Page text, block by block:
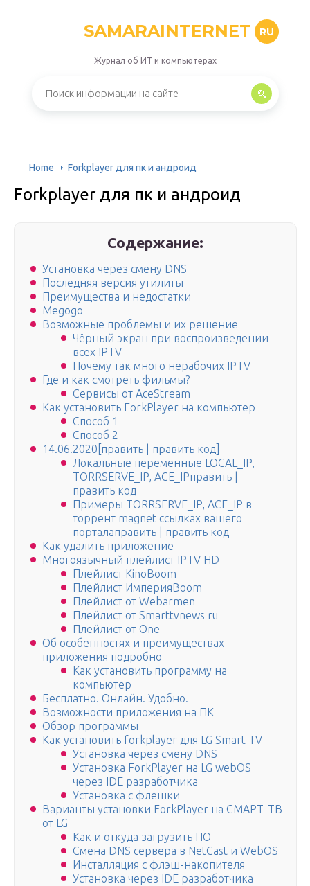
SAMARAINTERNET RU
Журнал об ИТ и компьютерах
Home Forkplayer для пк и андроид
Forkplayer для пк и андроид
Содержание:
Установка через смену DNS
Последняя версия утилиты
Преимущества и недостатки
Megogo
Возможные проблемы и их решение
Чёрный экран при воспроизведении
всех IPTV
Почему так много нерабочих IPTV
Где и как смотреть фильмы?
Сервисы от AceStream
Как установить ForkPlayer на компьютер
Способ 1
Способ 2
14.06.2020[править | править код]
Локальные переменные LOCAL_IP,
TORRSERVE_IP, ACE_IPправить |
править код
Примеры TORRSERVE_IP, ACE_IP в
торрент magnet ссылках вашего
порталаправить | править код
Как удалить приложение
Многоязычный плейлист IPTV HD
Плейлист KinoBoom
Плейлист ИмперияBoom
Плейлист от Webarmen
Плейлист от Smarttvnews ru
Плейлист от One
Об особенностях и преимуществах
приложения подробно
Как установить программу на
компьютер
Бесплатно. Онлайн. Удобно.
Возможности приложения на ПК
Обзор программы
Как установить forkplayer для LG Smart TV
Установка через смену DNS
Установка ForkPlayer на LG webOS
через IDE разработчика
Установка с флешки
Варианты установки ForkPlayer на СМАРТ-ТВ
от LG
Как и откуда загрузить ПО
Смена DNS сервера в NetCast и WebOS
Инсталляция с флэш-накопителя
Установка через IDE разработчика